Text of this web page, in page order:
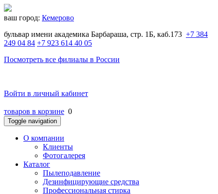
ваш город: Кемерово
бульвар имени академика Барбараша, стр. 1Б, каб.173 +7 384
249 04 84 +7 923 614 40 05
Посмотреть все филиалы в России
Войти в личный кабинет
товаров в корзине 0
Toggle navigation
O компании
Клиенты
Фотогалерея
Каталог
Пылеподавление
Дезинфицирующие средства
Профессиональная стирка